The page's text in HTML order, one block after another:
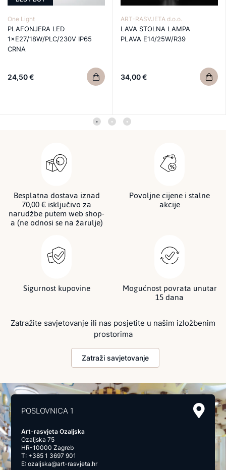
One Light
PLAFONJERA LED
1×E27/18W/PLC/230V IP65
CRNA
24,50 €
ART-RASVJETA d.o.o.
LAVA STOLNA LAMPA
PLAVA E14/25W/R39
34,00 €
Besplatna dostava iznad
70,00 € isključivo za
narudžbe putem web shop-
a (ne odnosi se na žarulje)
Povoljne cijene i stalne
akcije
Sigurnost kupovine Mogućnost povrata unutar
15 dana
Zatražite savjetovanje ili nas posjetite u našim izložbenim
prostorima
Zatraži savjetovanje
POSLOVNICA 1
Art-rasvjeta Ozaljska
Ozaljska 75
HR-10000 Zagreb
T: +385 1 3697 901
E:ozaljska@art-rasvjeta.hr